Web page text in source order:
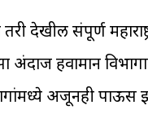
देखील संपूर्ण
हवामान
अजूनही पाऊस